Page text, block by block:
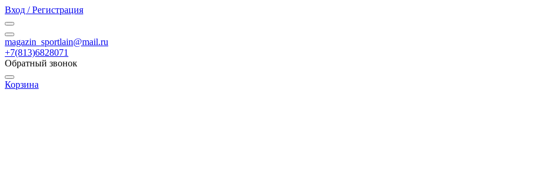
Вход / Регистрация
magazin_sportlain@mail.ru
+7(813)6828071
Обратный звонок
Корзина